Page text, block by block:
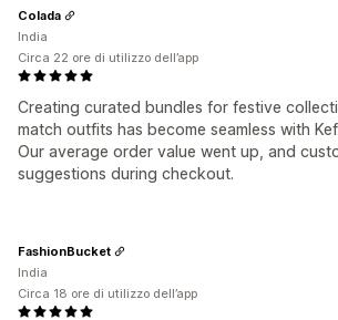
Creating curated bundles for festive
match outfits has become seamless with
Our average order value went up, and
suggestions during checkout.
Colada
India
Circa 22 ore di utilizzo dell’app
FashionBucket
India
Circa 18 ore di utilizzo dell’app